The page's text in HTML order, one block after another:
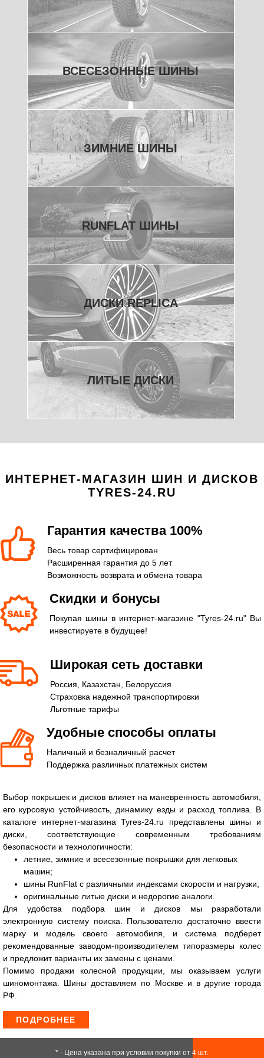
ВСЕСЕЗОННЫЕ ШИНЫ
ЗИМНИЕ ШИНЫ
RUNFLAT ШИНЫ
ДИСКИ REPLICA
ЛИТЫЕ ДИСКИ
ИНТЕРНЕТ-МАГАЗИН ШИН И ДИСКОВ
TYRES-24.RU
Гарантия качества 100%
Весь товар сертифицирован
Расширенная гарантия до 5 лет
Возможность возврата и обмена товара
Скидки и бонусы
Покупая шины в интернет-магазине "Tyres-24.ru" Вы
инвестируете в будущее!
Широкая сеть доставки
Россия, Казахстан, Белоруссия
Страховка надежной транспортировки
Льготные тарифы
Удобные способы оплаты
Наличный и безналичный расчет
Поддержка различных платежных систем
Выбор покрышек и дисков влияет на маневренность автомобиля,
его курсовую устойчивость, динамику езды и расход топлива. В
каталоге интернет-магазина Tyres-24.ru представлены шины и
диски, соответствующие современным требованиям
безопасности и технологичности:
летние, зимние и всесезонные покрышки для легковых
машин;
шины RunFlat с различными индексами скорости и нагрузки;
оригинальные литые диски и недорогие аналоги.
Для удобства подбора шин и дисков мы разработали
электронную систему поиска. Пользователю достаточно ввести
марку и модель своего автомобиля, и система подберет
рекомендованные заводом-производителем типоразмеры колес
и предложит варианты их замены с ценами.
Помимо продажи колесной продукции, мы оказываем услуги
шиномонтажа. Шины доставляем по Москве и в другие города
РФ.
ПОДРОБНЕЕ
* - Цена указана при условии покупки от 4 шт.